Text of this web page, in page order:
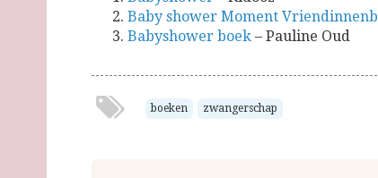
Baby shower Moment
Babyshower boek – Pauline Oud
boeken zwangerschap